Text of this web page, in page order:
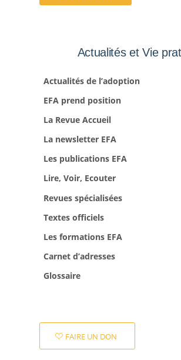
Actualités et Vie
Actualités de l’adoption
EFA prend position
La Revue Accueil
La newsletter EFA
Les publications EFA
Lire, Voir, Ecouter
Revues spécialisées
Textes officiels
Les formations EFA
Carnet d’adresses
Glossaire
FAIRE UN DON